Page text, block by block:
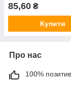
11см/50г/1шт
85,60 ₴
Купити
Про нас
100%